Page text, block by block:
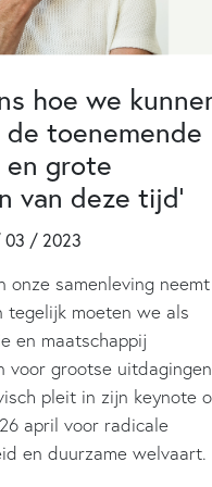
hoe we
toenemende
grote
van deze tijd’
03 / 2023
onze samenleving neemt
tegelijk moeten we als
en maatschappij
voor grootse
pleit in zijn keynote
april voor radicale
en duurzame welvaart.